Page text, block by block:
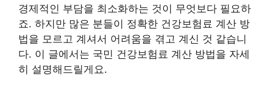
경제적인 부담을 최소화하는 것이 무엇보다 필요하
죠. 하지만 많은 분들이 정확한 건강보험료 계산 방
법을 모르고 계셔서 어려움을 겪고 계신 것 같습니
다. 이 글에서는 국민 건강보험료 계산 방법을 자세
히 설명해드릴게요.